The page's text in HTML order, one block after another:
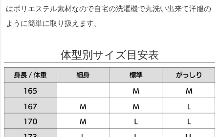
はポリエステル素材なので自宅の洗濯機で丸洗い出来て洋服の
ように簡単に取り扱えます。
体型別サイズ目安表